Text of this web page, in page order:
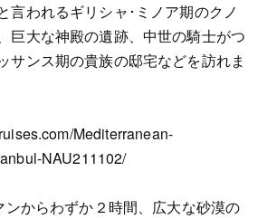
言われるギリシャ･ミノア期のクノ
巨大な神殿の遺跡、中世の騎士がつ
サンス期の貴族の邸宅などを訪れま
Mediterranean-
NAU211102/
ンからわずか２時間、広大な砂漠の